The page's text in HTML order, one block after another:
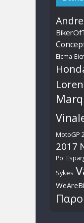
Eicma
MotoGP
2017
Pol
Sykes